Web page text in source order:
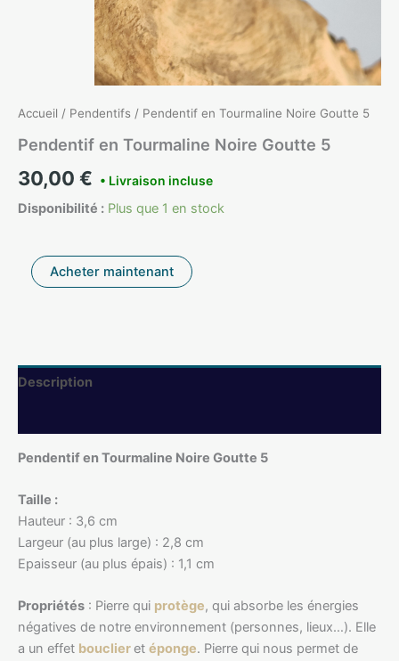
Accueil / Pendentifs / Pendentif en Tourmaline Noire Goutte 5
Pendentif en Tourmaline Noire Goutte 5
30,00 €
Disponibilité : Plus que 1 en stock
quantité
de
Goutte
5
Acheter maintenant
Description
Pendentif en Tourmaline Noire Goutte 5
Taille :
Hauteur : 3,6 cm
Largeur (au plus large) : 2,8 cm
Epaisseur (au plus épais) : 1,1 cm
Propriétés : Pierre qui protège, qui absorbe les énergies
négatives de notre environnement (personnes, lieux…). Elle
a un effet bouclieret éponge. Pierre qui nous permet de